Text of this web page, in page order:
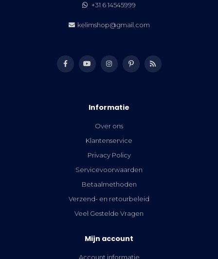
+31 6 14545999
kelimshop@gmail.com
Informatie
Over ons
Klantenservice
Privacy Policy
Servicevoorwaarden
Betaalmethoden
Verzend- en retourbeleid
Veel Gestelde Vragen
Mijn account
Account informatie